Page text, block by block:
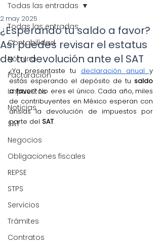
Todas las entradas
Contabilidad
Nómina
Facturación
Impuestos
Noticias
SAT
Negocios
Obligaciones fiscales
REPSE
STPS
Servicios
Trámites
Contratos
Todas las entradas
¿Esperando tu saldo a favor?
Así puedes revisar el estatus
de tu devolución ante el SAT
2 may 2025
¿Ya presentaste tu declaración anual y
estás esperando el depósito de tu saldo
a favor? No eres el único. Cada año, miles
de contribuyentes en México esperan con
ansias la devolución de impuestos por
parte del SAT.